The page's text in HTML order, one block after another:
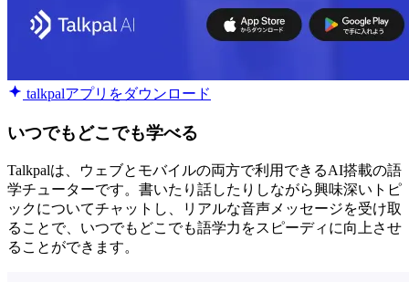
talkpalアプリをダウンロード
いつでもどこでも学べる
Talkpalは、ウェブとモバイルの両方で利用できるAI搭載の語
学チューターです。書いたり話したりしながら興味深いトピ
ックについてチャットし、リアルな音声メッセージを受け取
ることで、いつでもどこでも語学力をスピーディに向上させ
ることができます。